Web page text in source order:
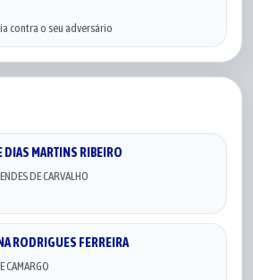
contra o seu adversário
MARTINS RIBEIRO
DE CARVALHO
RODRIGUES FERREIRA
CAMARGO